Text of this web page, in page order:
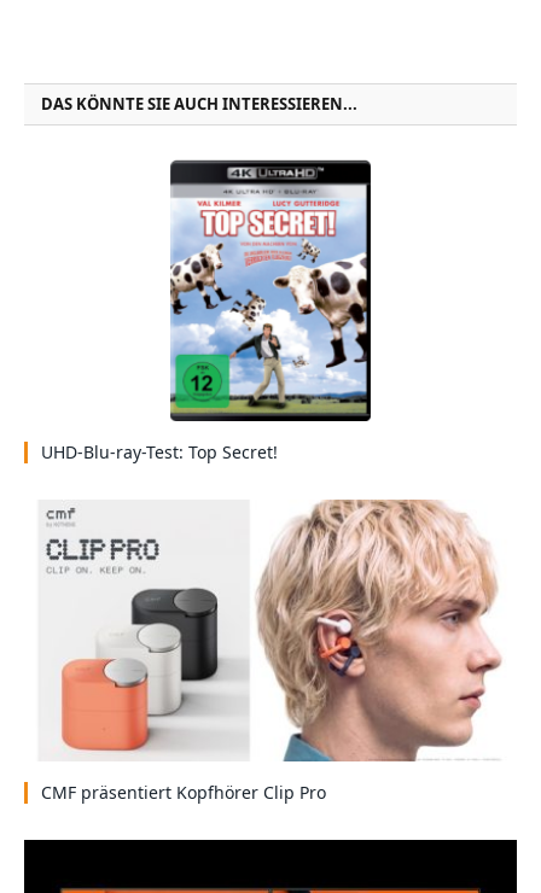
DAS KÖNNTE SIE AUCH INTERESSIEREN...
UHD-Blu-ray-Test: Top Secret!
CMF präsentiert Kopfhörer Clip Pro